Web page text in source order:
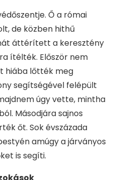
Ő a római
de közben hithű
áttérített a keresztény
ítélték. Először nem
hiába lőtték meg
segítségével felépült
úgy vette, mintha
Másodjára sajnos
őt. Sok évszázada
amúgy a járványos
is segíti.